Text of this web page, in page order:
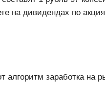
на дивидендах по
заработка на